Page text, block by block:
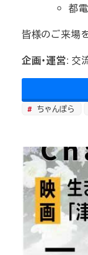
都
皆様のご来場
企画・運営: 交
ちゃんぽら